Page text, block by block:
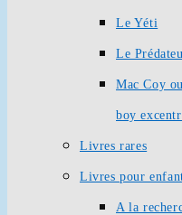
Le Yéti
Le
Mac Coy
boy
Livres rares
Livres pour
A la